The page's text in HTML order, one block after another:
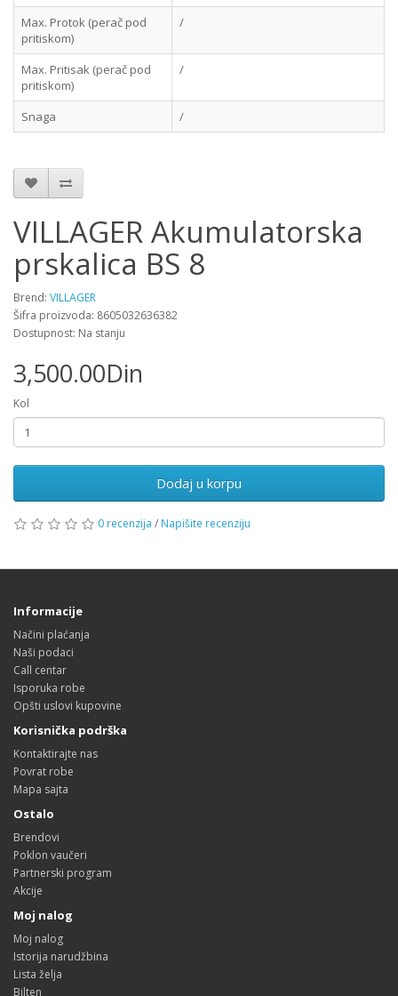
Max. Protok (perač pod
pritiskom)
/
Max. Pritisak (perač pod
pritiskom)
/
Snaga /
VILLAGER Akumulatorska
prskalica BS 8
Brend: VILLAGER
Šifra proizvoda: 8605032636382
Dostupnost: Na stanju
3,500.00Din
Kol
Dodaj u korpu
0 recenzija / Napišite recenziju
Informacije
Načini plaćanja
Naši podaci
Call centar
Isporuka robe
Opšti uslovi kupovine
Korisnička podrška
Kontaktirajte nas
Povrat robe
Mapa sajta
Ostalo
Brendovi
Poklon vaučeri
Partnerski program
Akcije
Moj nalog
Moj nalog
Istorija narudžbina
Lista želja
Bilten